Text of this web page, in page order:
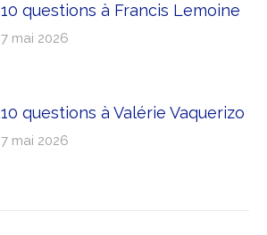
10 questions à Francis Lemoine
7 mai 2026
10 questions à Valérie Vaquerizo
7 mai 2026